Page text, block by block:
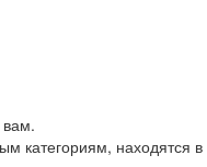
находятся в